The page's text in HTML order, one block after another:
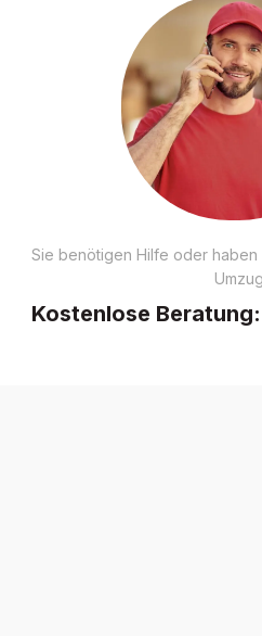
Sie benötigen Hilfe oder haben
Kostenlose Beratung: